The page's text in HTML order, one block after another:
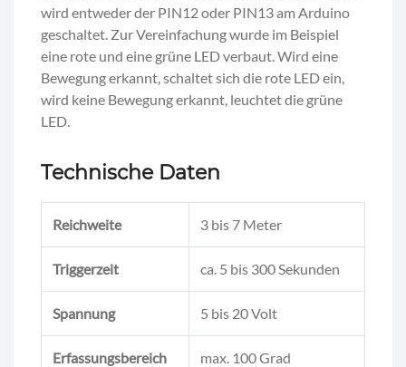
wird entweder der PIN12 oder PIN13 am Arduino
geschaltet. Zur Vereinfachung wurde im Beispiel
eine rote und eine grüne LED verbaut. Wird eine
Bewegung erkannt, schaltet sich die rote LED ein,
wird keine Bewegung erkannt, leuchtet die grüne
LED.
Technische Daten
Reichweite 3 bis 7 Meter
Triggerzeit ca. 5 bis 300 Sekunden
Spannung 5 bis 20 Volt
Erfassungsbereich max. 100 Grad